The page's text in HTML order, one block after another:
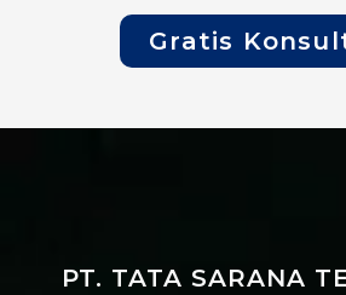
Gratis
PT. TATA SARANA